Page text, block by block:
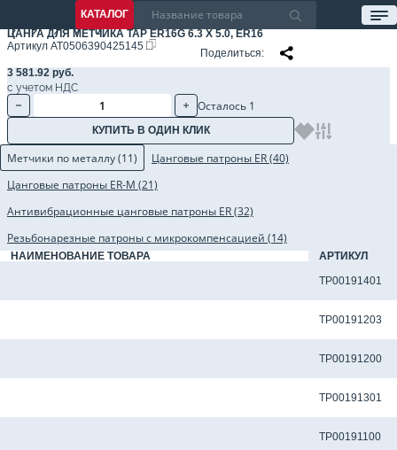
КАТАЛОГ
ЦАНГА ДЛЯ МЕТЧИКА TAP ER16G 6.3 X 5.0, ER16
Артикул AT0506390425145
Поделиться
3 581.92 руб.
с учетом НДС
Осталось 1
КУПИТЬ В ОДИН КЛИК
Метчики по металлу (11)
Цанговые патроны ER (40)
Цанговые патроны ER-M (21)
Антивибрационные цанговые патроны ER (32)
Резьбонарезные патроны с микрокомпенсацией (14)
НАИМЕНОВАНИЕ ТОВАРА
АРТИКУЛ
TP00191401
TP00191203
TP00191200
TP00191301
TP00191100